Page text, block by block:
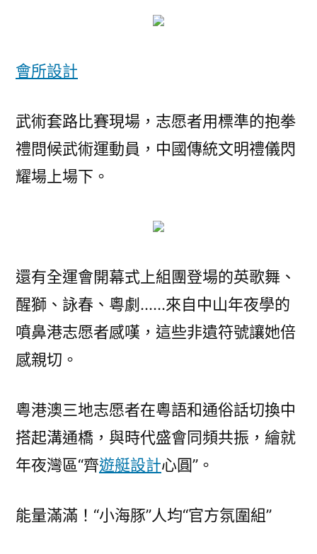
會所設計
武術套路比賽現場，志愿者用標準的抱拳
禮問候武術運動員，中國傳統文明禮儀閃
耀場上場下。
還有全運會開幕式上組團登場的英歌舞、
醒獅、詠春、粵劇……來自中山年夜學的
噴鼻港志愿者感嘆，這些非遺符號讓她倍
感親切。
粵港澳三地志愿者在粵語和通俗話切換中
搭起溝通橋，與時代盛會同頻共振，繪就
年夜灣區“齊遊艇設計心圓”。
能量滿滿！“小海豚”人均“官方氛圍組”